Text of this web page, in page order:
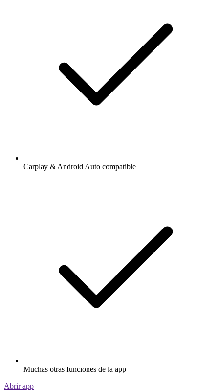
Carplay & Android Auto compatible
Muchas otras funciones de la app
Abrir app